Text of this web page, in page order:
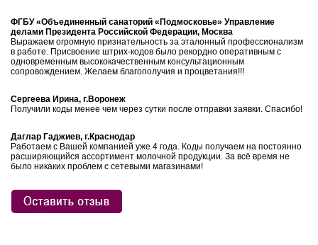
ФГБУ «Объединенный санаторий «Подмосковье» Управление
делами Президента Российской Федерации, Москва
Выражаем огромную признательность за эталонный профессионализм
в работе. Присвоение штрих-кодов было рекордно оперативным с
одновременным высококачественным консультационным
сопровождением. Желаем благополучия и процветания!!!
Сергеева Ирина, г.Воронеж
Получили коды менее чем через сутки после отправки заявки. Спасибо!
Даглар Гаджиев, г.Краснодар
Работаем с Вашей компанией уже 4 года. Коды получаем на постоянно
расширяющийся ассортимент молочной продукции. За всё время не
было никаких проблем с сетевыми магазинами!